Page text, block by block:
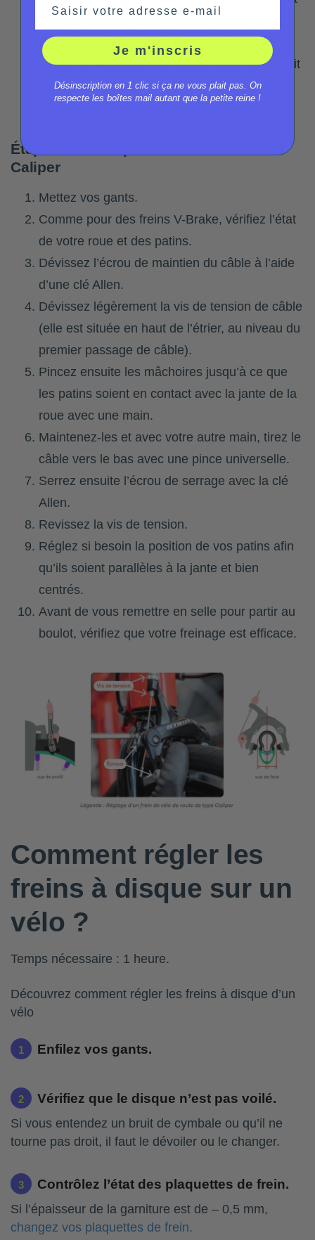
toucher la jante lorsque le frein est au repos.
Testez l’efficacité de vos freins dans un endroit
sans voiture ou danger apparent (parking ou
impasse) avant de reprendre la route.
Étapes à suivre pour des freins de vélo
Caliper
Mettez vos gants.
Comme pour des freins V-Brake, vérifiez l’état
de votre roue et des patins.
Dévissez l’écrou de maintien du câble à l’aide
d’une clé Allen.
Dévissez légèrement la vis de tension de câble
(elle est située en haut de l’étrier, au niveau du
premier passage de câble).
Pincez ensuite les mâchoires jusqu’à ce que
les patins soient en contact avec la jante de la
roue avec une main.
Maintenez-les et avec votre autre main, tirez le
câble vers le bas avec une pince universelle.
Serrez ensuite l’écrou de serrage avec la clé
Allen.
Revissez la vis de tension.
Réglez si besoin la position de vos patins afin
qu’ils soient parallèles à la jante et bien
centrés.
Avant de vous remettre en selle pour partir au
boulot, vérifiez que votre freinage est efficace.
Comment régler les
freins à disque sur un
vélo ?
Temps nécessaire : 1 heure.
Découvrez comment régler les freins à disque d’un
vélo
Enfilez vos gants.
Vérifiez que le disque n’est pas voilé.
Si vous entendez un bruit de cymbale ou qu’il ne
tourne pas droit, il faut le dévoiler ou le changer.
Contrôlez l’état des plaquettes de frein.
Si l’épaisseur de la garniture est de – 0,5 mm,
changez vos plaquettes de frein.
Je m'inscris
Désinscription en 1 clic si ça ne vous plait pas. On
respecte les boîtes mail autant que la petite reine !